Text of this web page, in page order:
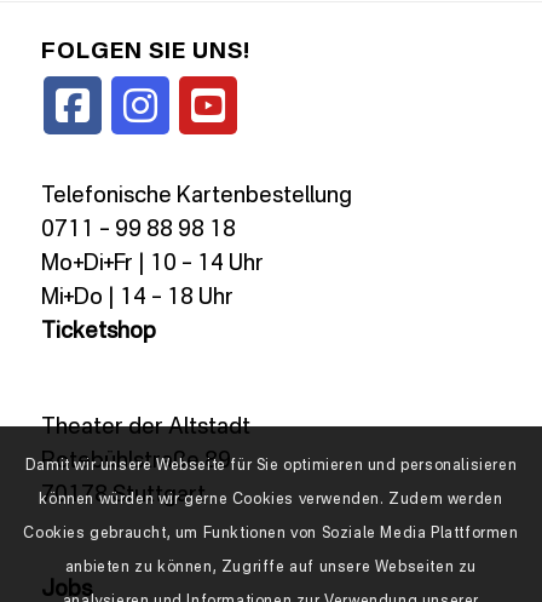
FOLGEN SIE UNS!
Telefonische Kartenbestellung
0711 – 99 88 98 18
Mo+Di+Fr | 10 – 14 Uhr
Mi+Do | 14 – 18 Uhr
Ticketshop
Theater der Altstadt
Rotebühlstraße 89
70178 Stuttgart
Jobs
Damit wir unsere Webseite für Sie optimieren und personalisieren
können würden wir gerne Cookies verwenden. Zudem werden
Cookies gebraucht, um Funktionen von Soziale Media Plattformen
anbieten zu können, Zugriffe auf unsere Webseiten zu